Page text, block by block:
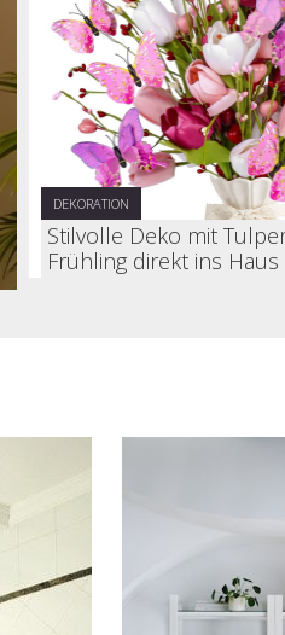
DEKORATION
Stilvolle Deko mit
Frühling direkt ins Haus